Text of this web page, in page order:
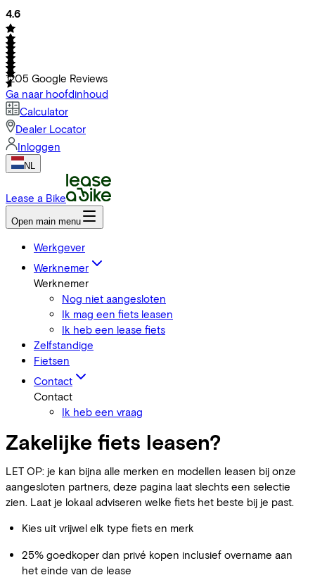
4.6
1205 Google Reviews
Ga naar hoofdinhoud
Calculator
Dealer Locator
Inloggen
NL
Lease a Bike
Open main menu
Werkgever
Werknemer
Werknemer
Nog niet aangesloten
Ik mag een fiets leasen
Ik heb een lease fiets
Zelfstandige
Fietsen
Contact
Contact
Ik heb een vraag
Zakelijke fiets leasen?
LET OP: je kan bijna alle merken en modellen leasen bij onze
aangesloten partners, deze pagina laat slechts een selectie
zien. Laat je lokaal adviseren welke fiets het beste bij je past.
Kies uit vrijwel elk type fiets en merk
25% goedkoper dan privé kopen inclusief overname aan
het einde van de lease